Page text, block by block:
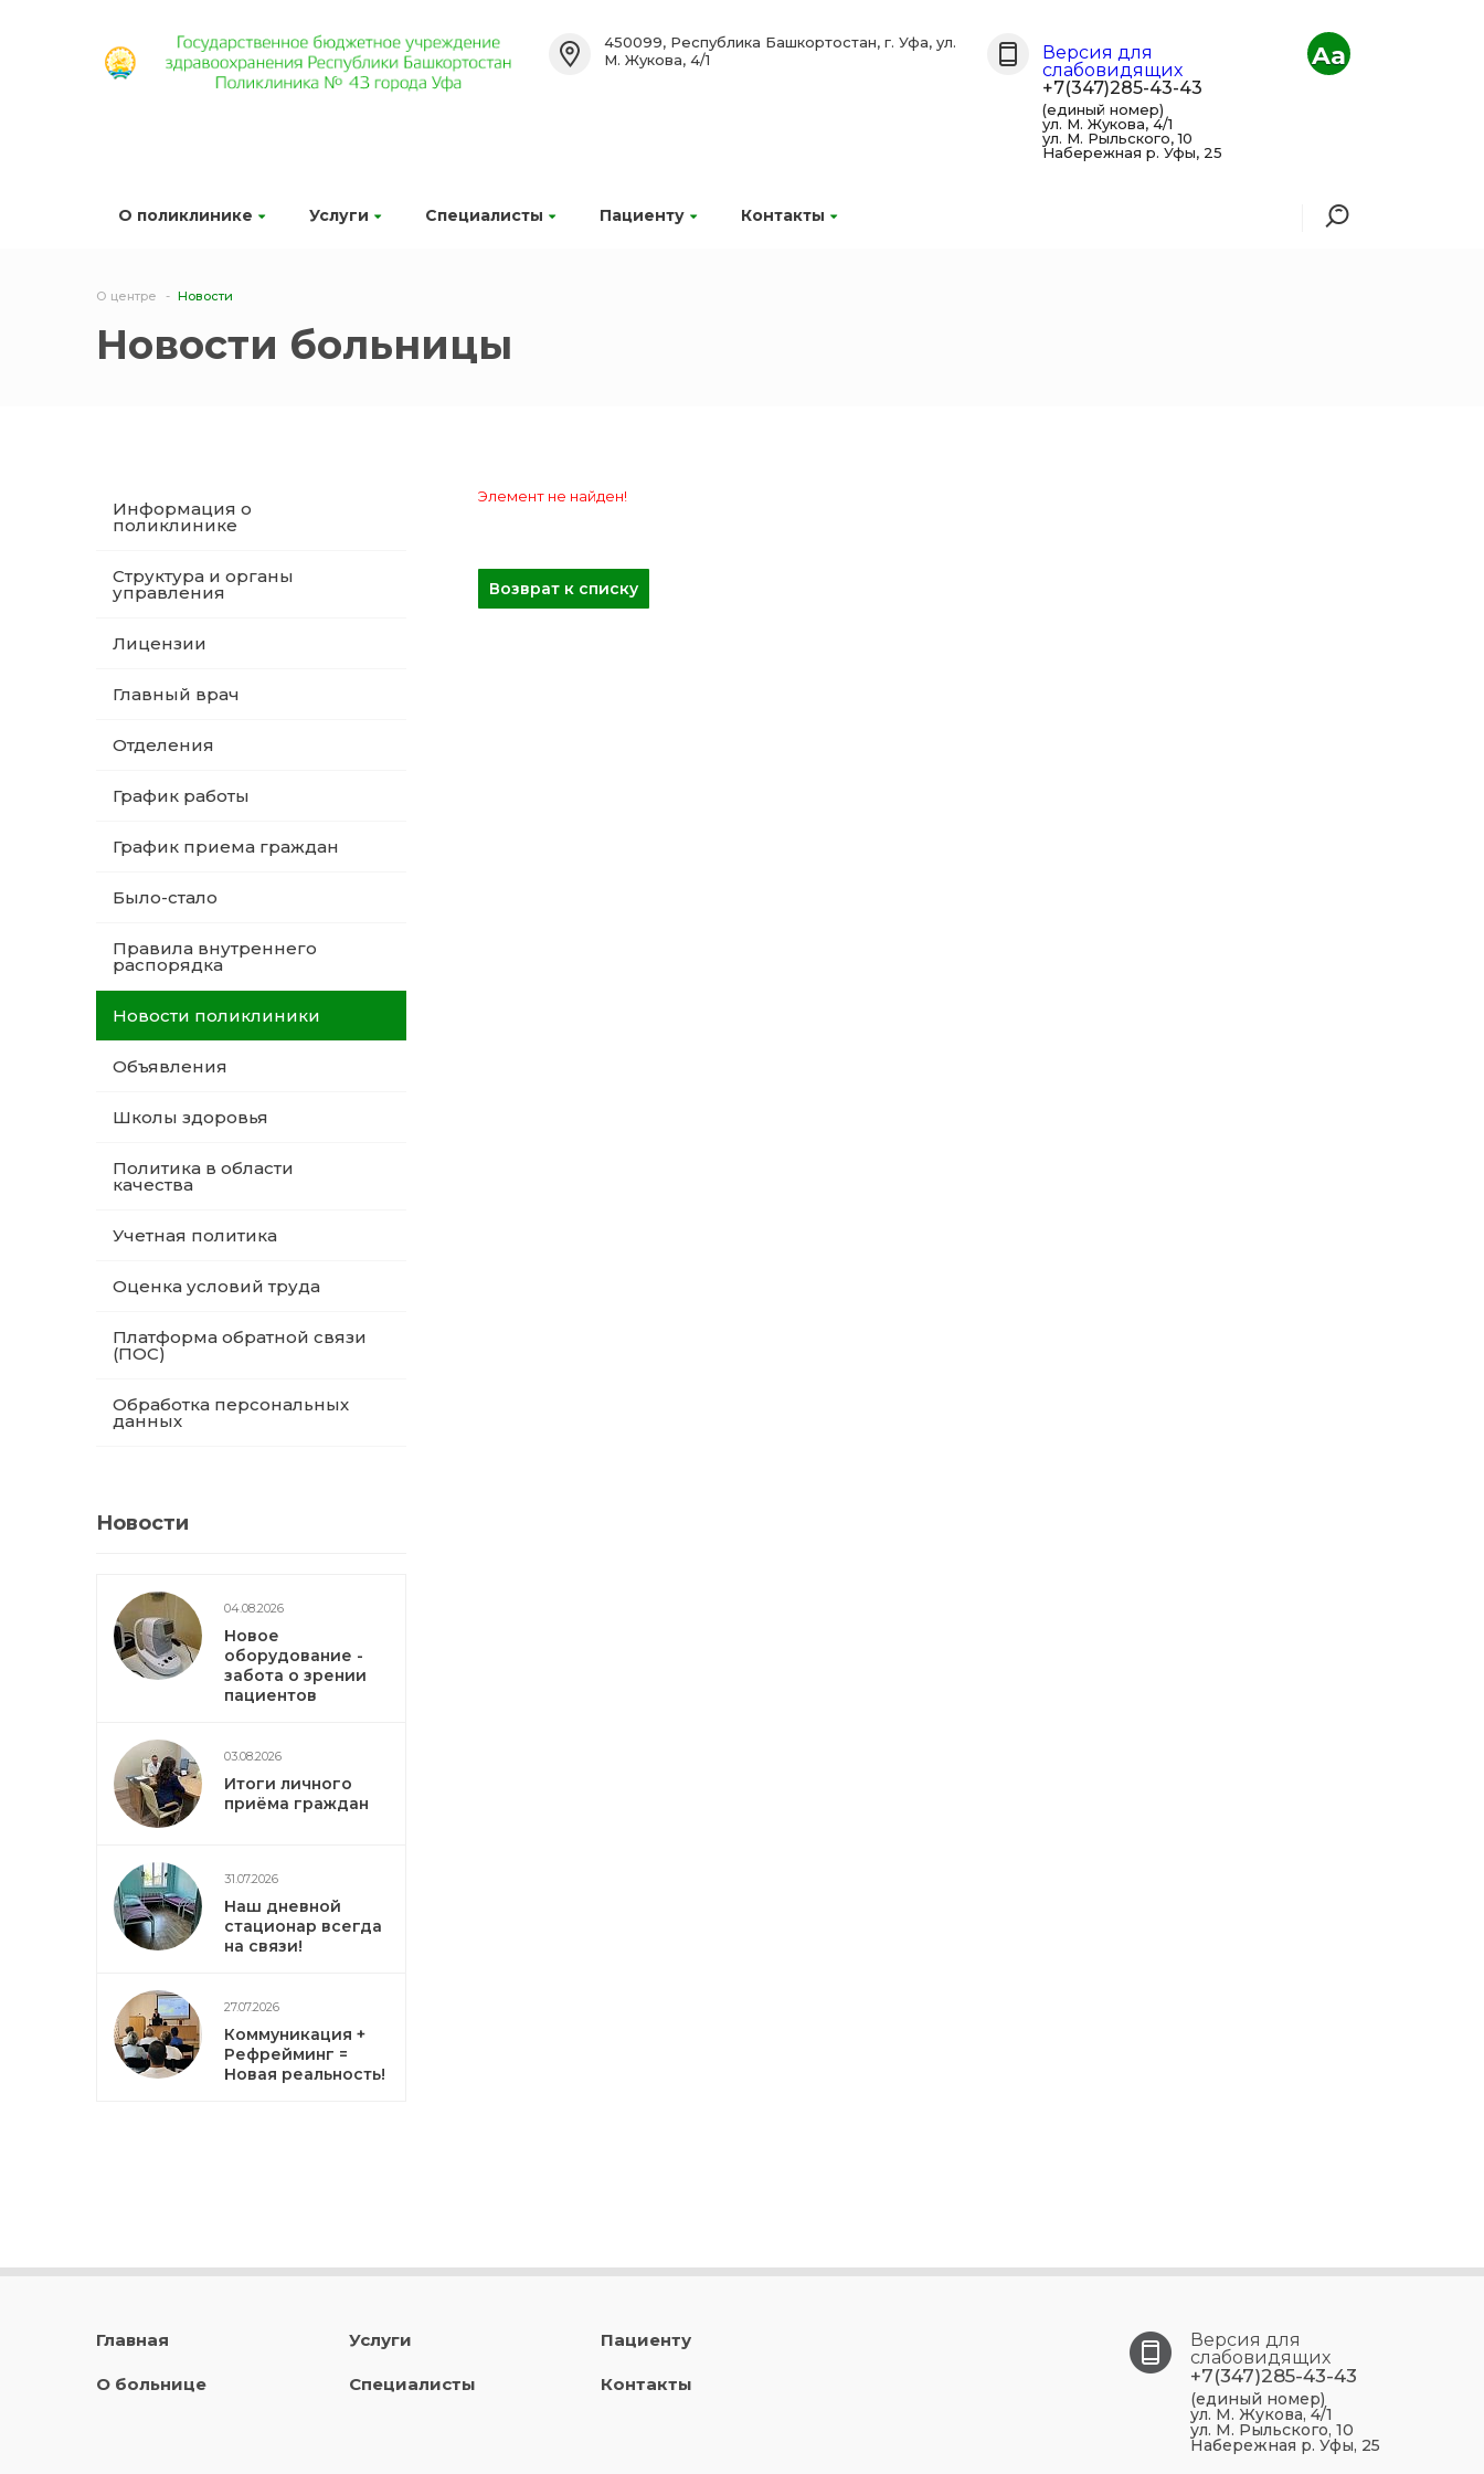
О поликлинике Услуги Специалисты Пациенту Контакты
450099, Республика Башкортостан, г. Уфа, ул.
М. Жукова, 4/1
Версия для
слабовидящих
+7(347)285-43-43
(единый номер)
ул. М. Жукова, 4/1
ул. М. Рыльского, 10
Набережная р. Уфы, 25
Aa
О центре Новости
Новости больницы
Информация о
поликлинике
Структура и органы
управления
Лицензии
Главный врач
Отделения
График работы
График приема граждан
Было-стало
Правила внутреннего
распорядка
Новости поликлиники
Объявления
Школы здоровья
Политика в области
качества
Учетная политика
Оценка условий труда
Платформа обратной связи
(ПОС)
Обработка персональных
данных
Новости
04.08.2026
Новое
оборудование -
забота о зрении
пациентов
03.08.2026
Итоги личного
приёма граждан
31.07.2026
Наш дневной
стационар всегда
на связи!
27.07.2026
Коммуникация +
Рефрейминг =
Новая реальность!
Элемент не найден!
Возврат к списку
Главная
О больнице
Услуги
Специалисты
Пациенту
Контакты
Версия для
слабовидящих
+7(347)285-43-43
(единый номер)
ул. М. Жукова, 4/1
ул. М. Рыльского, 10
Набережная р. Уфы, 25